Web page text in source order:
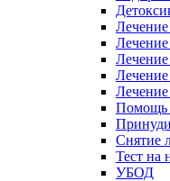
Лечение
Лечение
Лечение
Лечение
Лечение
Помощь
Снятие
Тест на
УБОД